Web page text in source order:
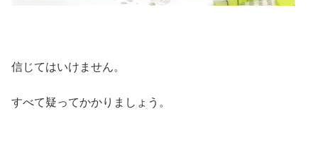
信じてはいけません。
すべて疑ってかかりましょう。